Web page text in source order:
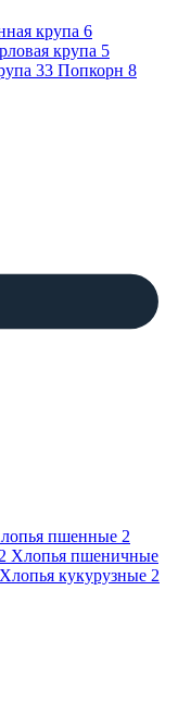
крупа 6
крупа 5
33 Попкорн 8
пшенные 2
2 Хлопья пшеничные
Хлопья кукурузные 2